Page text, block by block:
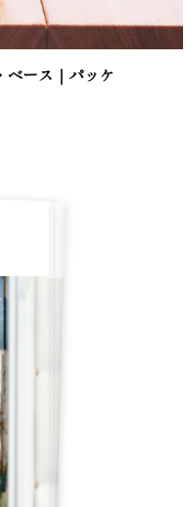
ース｜パッケ